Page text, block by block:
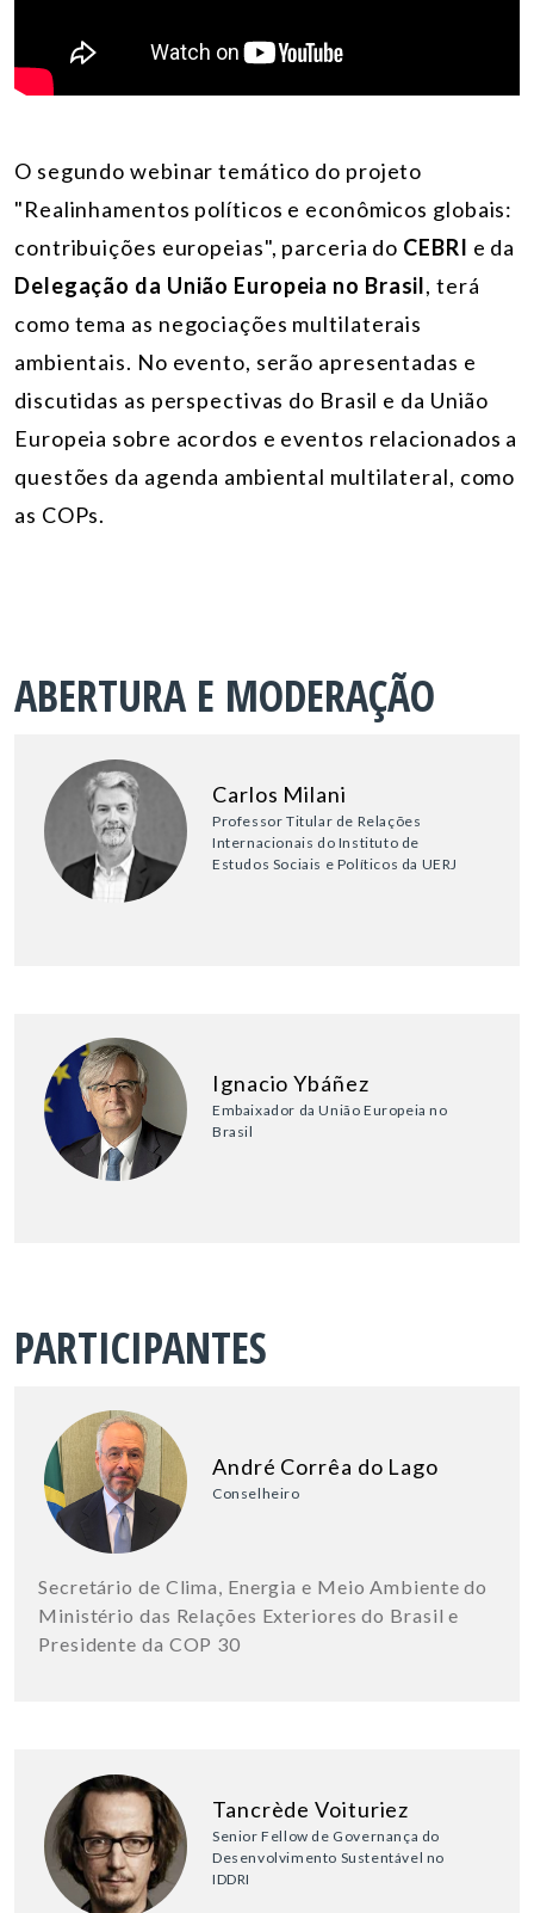
O segundo webinar temático do projeto
"Realinhamentos políticos e econômicos globais:
contribuições europeias", parceria do CEBRI e da
Delegação da União Europeia no Brasil, terá
como tema as negociações multilaterais
ambientais. No evento, serão apresentadas e
discutidas as perspectivas do Brasil e da União
Europeia sobre acordos e eventos relacionados a
questões da agenda ambiental multilateral, como
as COPs.
ABERTURA E MODERAÇÃO
Carlos Milani
Professor Titular de Relações
Internacionais do Instituto de
Estudos Sociais e Políticos da UERJ
Ignacio Ybáñez
Embaixador da União Europeia no
Brasil
PARTICIPANTES
André Corrêa do Lago
Conselheiro
Secretário de Clima, Energia e Meio Ambiente do
Ministério das Relações Exteriores do Brasil e
Presidente da COP 30
Tancrède Voituriez
Senior Fellow de Governança do
Desenvolvimento Sustentável no
IDDRI